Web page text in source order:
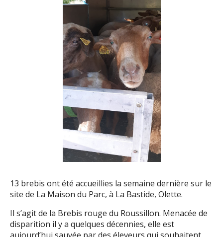
13 brebis ont été accueillies la semaine dernière sur le
site de La Maison du Parc, à La Bastide, Olette.
Il s’agit de la Brebis rouge du Roussillon. Menacée de
disparition il y a quelques décennies, elle est